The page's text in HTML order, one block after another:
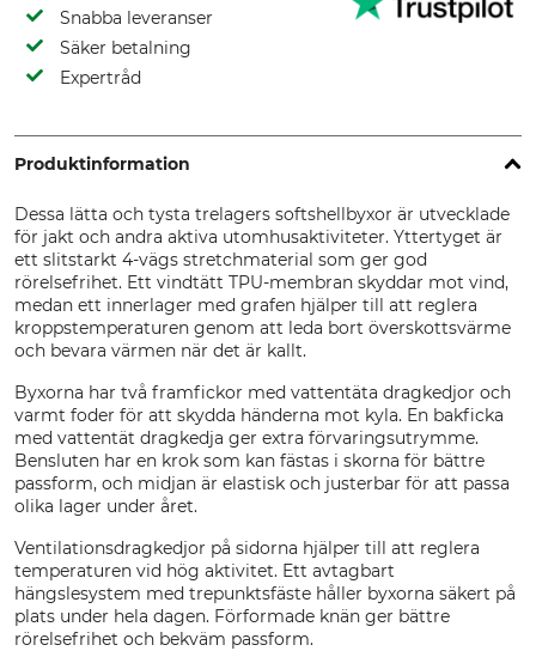
Snabba leveranser
Säker betalning
Expertråd
Produktinformation
Dessa lätta och tysta trelagers softshellbyxor är utvecklade
för jakt och andra aktiva utomhusaktiviteter. Yttertyget är
ett slitstarkt 4-vägs stretchmaterial som ger god
rörelsefrihet. Ett vindtätt TPU-membran skyddar mot vind,
medan ett innerlager med grafen hjälper till att reglera
kroppstemperaturen genom att leda bort överskottsvärme
och bevara värmen när det är kallt.
Byxorna har två framfickor med vattentäta dragkedjor och
varmt foder för att skydda händerna mot kyla. En bakficka
med vattentät dragkedja ger extra förvaringsutrymme.
Bensluten har en krok som kan fästas i skorna för bättre
passform, och midjan är elastisk och justerbar för att passa
olika lager under året.
Ventilationsdragkedjor på sidorna hjälper till att reglera
temperaturen vid hög aktivitet. Ett avtagbart
hängslesystem med trepunktsfäste håller byxorna säkert på
plats under hela dagen. Förformade knän ger bättre
rörelsefrihet och bekväm passform.